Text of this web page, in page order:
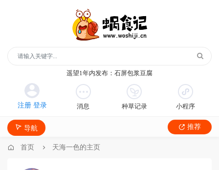
玻璃鞋1年内发布：沿河沙子空心李
云散说再见1年内发布：红宝石鲜奶小方
遥望1年内发布：石屏包浆豆腐
玻璃鞋1年内发布：沿河沙子空心李
云散说再见1年内发布：红宝石鲜奶小方
月季1年内发布：森永松饼粉
消息 种草记录 小程序
导航 推荐
首页 天海一色的主页